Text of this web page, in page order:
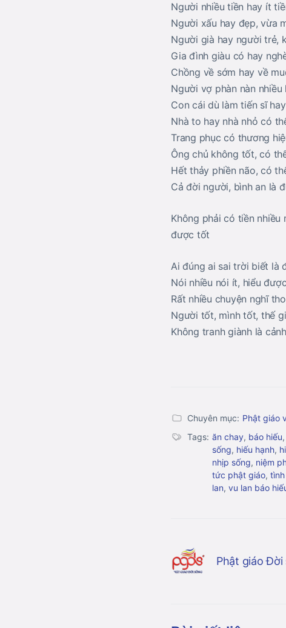
Người nhiều tiền hay ít
Người xấu hay đẹp, vừa
Người già hay người trẻ,
Gia đình giàu có hay
Chồng về sớm hay về
Người vợ phàn nàn
Con cái dù làm tiến sĩ
Nhà to hay nhà nhỏ có
Trang phục có thương
Ông chủ không tốt, có
Hết thảy phiền não, có
Cả đời người, bình an là
Không phải có tiền
được tốt
Ai đúng ai sai trời biết là
Nói nhiều nói ít, hiểu
Rất nhiều chuyện nghĩ
Người tốt, mình tốt, thế
Không tranh giành là
Chuyên mục: Phật giáo
Tags: ăn chay, báo hiếu,
sống, hiếu hạnh,
nhịp sống, niệm
tức phật giáo,
lan, vu lan báo
Phật giáo Đời